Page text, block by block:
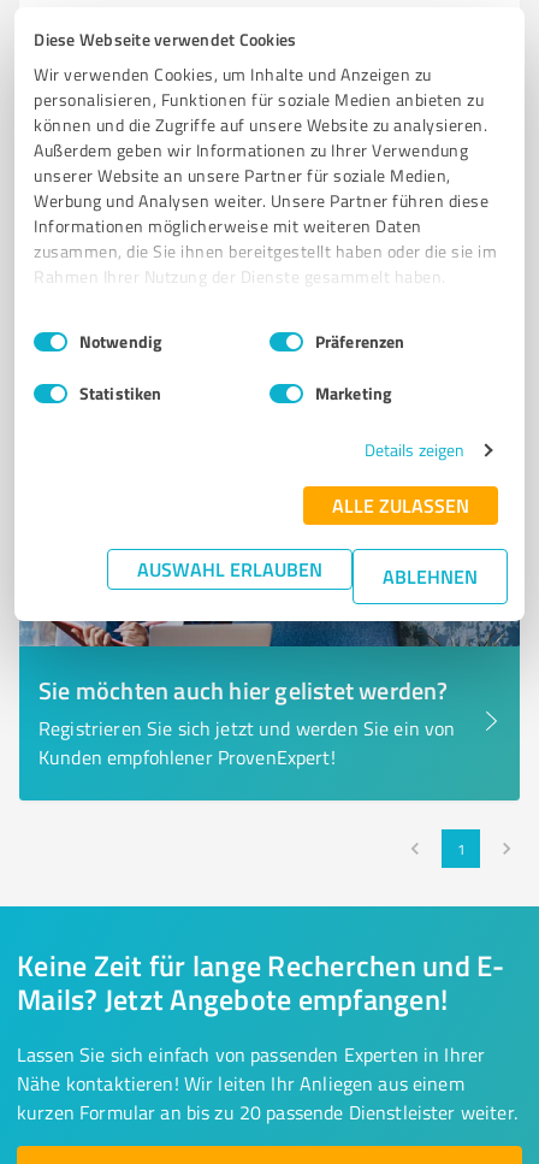
Diese Webseite verwendet Cookies
Wir verwenden Cookies, um Inhalte und Anzeigen zu
personalisieren, Funktionen für soziale Medien anbieten zu
können und die Zugriffe auf unsere Website zu analysieren.
Außerdem geben wir Informationen zu Ihrer Verwendung
unserer Website an unsere Partner für soziale Medien,
Werbung und Analysen weiter. Unsere Partner führen diese
Informationen möglicherweise mit weiteren Daten
zusammen, die Sie ihnen bereitgestellt haben oder die sie im
Rahmen Ihrer Nutzung der Dienste gesammelt haben.
Impressum Datenschutzbestimmungen
Einwilligungsauswahl
Notwendig Präferenzen
Statistiken Marketing
Details zeigen
ALLE ZULASSEN
AUSWAHL ERLAUBEN ABLEHNEN
RATENKREDIT KREDITVERGLEICH BAUSPAREN VERSICHERUNGEN
VERSICHERUNGSMAKLER FINANZIERUNGSBERATUNG ABSICHERUNG
VORSORGE IMMOBILIENKAUF HAUSKAUF NEUBAU
MODERNISIERUNG
Marktplatz 1, 78234 Engen
info@fsbodensee.de www.fsbodensee.de/
10Bewertungen
von 203 veröffentlicht
Sie möchten auch hier gelistet werden?
Registrieren Sie sich jetzt und werden Sie ein von
Kunden empfohlener ProvenExpert!
1
Keine Zeit für lange Recherchen und E-
Mails? Jetzt Angebote empfangen!
Lassen Sie sich einfach von passenden Experten in Ihrer
Nähe kontaktieren! Wir leiten Ihr Anliegen aus einem
kurzen Formular an bis zu 20 passende Dienstleister weiter.